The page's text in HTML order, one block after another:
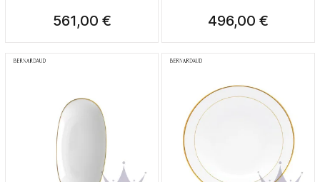
561,00 € 496,00 €